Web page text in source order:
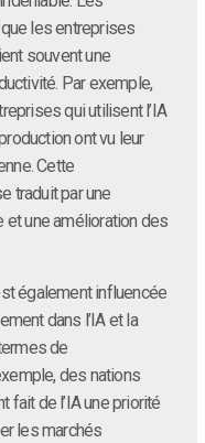
les entreprises
souvent une
Par exemple,
qui utilisent l’IA
ont vu leur
Cette
traduit par une
et une amélioration des
également influencée
dans l’IA et la
de
des nations
de l’IA une priorité
les marchés